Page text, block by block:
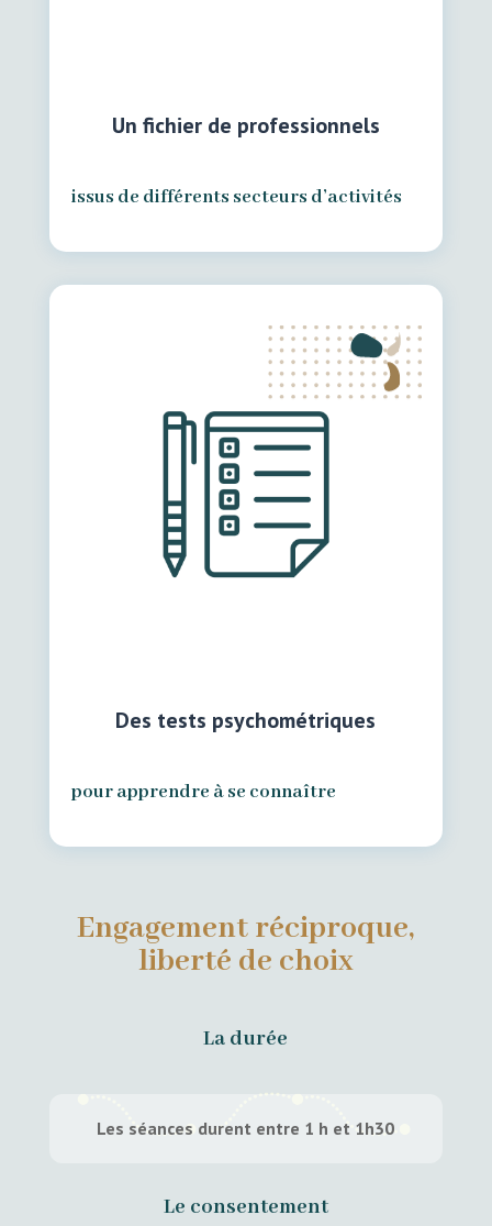
Un fichier de professionnels
issus de différents secteurs d’activités
Des tests psychométriques
pour apprendre à se connaître
Engagement réciproque,
liberté de choix
La durée
Les séances durent entre 1 h et 1h30
Le consentement